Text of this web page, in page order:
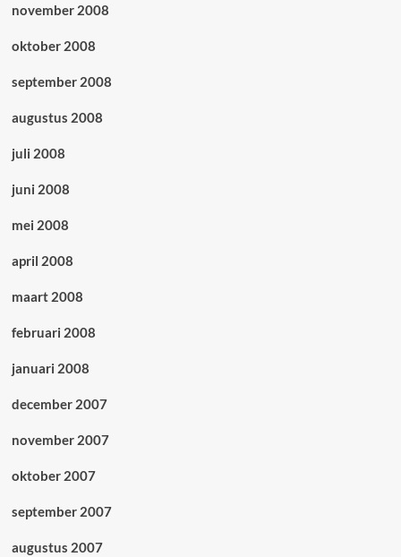
november 2008
oktober 2008
september 2008
augustus 2008
juli 2008
juni 2008
mei 2008
april 2008
maart 2008
februari 2008
januari 2008
december 2007
november 2007
oktober 2007
september 2007
augustus 2007